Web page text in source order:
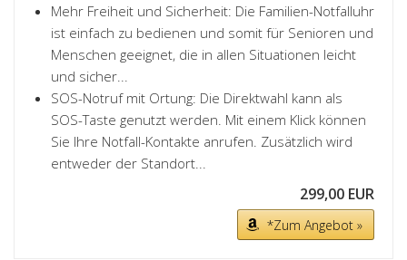
Mehr Freiheit und Sicherheit: Die Familien-Notfalluhr
ist einfach zu bedienen und somit für Senioren und
Menschen geeignet, die in allen Situationen leicht
und sicher...
SOS-Notruf mit Ortung: Die Direktwahl kann als
SOS-Taste genutzt werden. Mit einem Klick können
Sie Ihre Notfall-Kontakte anrufen. Zusätzlich wird
entweder der Standort...
299,00 EUR
*Zum Angebot »